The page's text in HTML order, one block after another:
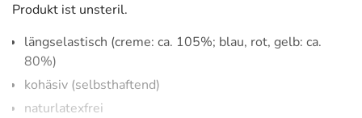
Produkt ist unsteril.
längselastisch (creme: ca. 105%; blau, rot, gelb: ca.
80%)
kohäsiv (selbsthaftend)
naturlatexfrei